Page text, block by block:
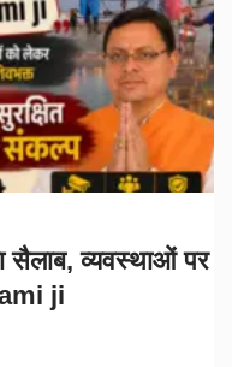
सैलाब, व्यवस्थाओं पर
ji